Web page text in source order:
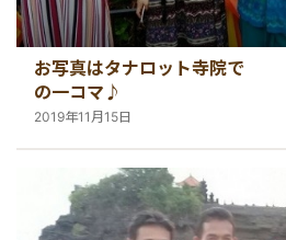
お写真はタナロット寺院で
の一コマ♪
2019年11月15日